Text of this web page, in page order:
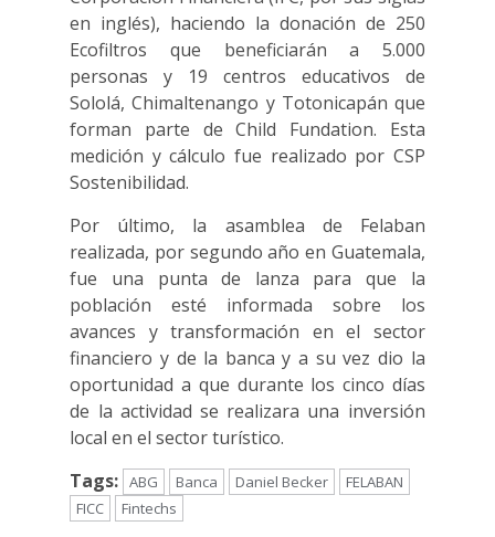
en inglés), haciendo la donación de 250
Ecofiltros que beneficiarán a 5.000
personas y 19 centros educativos de
Sololá, Chimaltenango y Totonicapán que
forman parte de Child Fundation. Esta
medición y cálculo fue realizado por CSP
Sostenibilidad.
Por último, la asamblea de Felaban
realizada, por segundo año en Guatemala,
fue una punta de lanza para que la
población esté informada sobre los
avances y transformación en el sector
financiero y de la banca y a su vez dio la
oportunidad a que durante los cinco días
de la actividad se realizara una inversión
local en el sector turístico.
Tags: ABG Banca Daniel Becker
FELABAN
FICC
Fintechs